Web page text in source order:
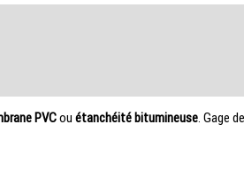
PVCou étanchéité bitumineuse. Gage